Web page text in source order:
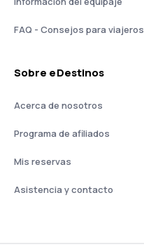
FAQ - Consejos para viajeros
Sobre eDestinos
Acerca de nosotros
Programa de afiliados
Mis reservas
Asistencia y contacto